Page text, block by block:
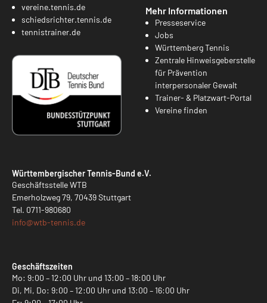
vereine.tennis.de
schiedsrichter.tennis.de
tennistrainer.de
Mehr Informationen
Presseservice
Jobs
Württemberg Tennis
Zentrale Hinweisgeberstelle
für Prävention
interpersonaler Gewalt
Trainer- & Platzwart-Portal
Vereine finden
Württembergischer Tennis-Bund e.V.
Geschäftsstelle WTB
Emerholzweg 79, 70439 Stuttgart
Tel. 0711-980680
info@wtb-tennis.de
Geschäftszeiten
Mo: 9:00 – 12:00 Uhr und 13:00 – 18:00 Uhr
Di, Mi, Do: 9:00 – 12:00 Uhr und 13:00 – 16:00 Uhr